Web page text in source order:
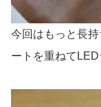
今回はもっと長
ートを重ねてLED